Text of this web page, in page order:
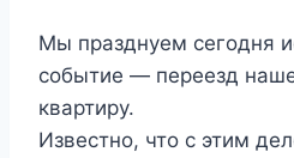
Мы празднуем сегодня
событие — переезд
квартиру.
Известно, что с этим